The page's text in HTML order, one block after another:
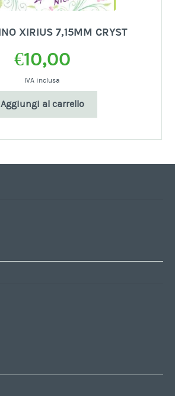
XIRIUS 7,15MM CRYST
€10,00
IVA inclusa
Aggiungi al carrello